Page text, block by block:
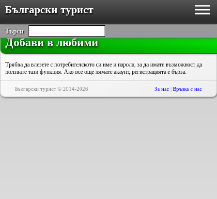
Български турист
Търси
Добави в любими
Трябва да влезете с потребителското си име и парола, за да имате възможност да
ползвате тази функция. Ако все още нямате акаунт, регистрацията е бърза.
Български турист © 2014-2026 За нас | Връзка с нас